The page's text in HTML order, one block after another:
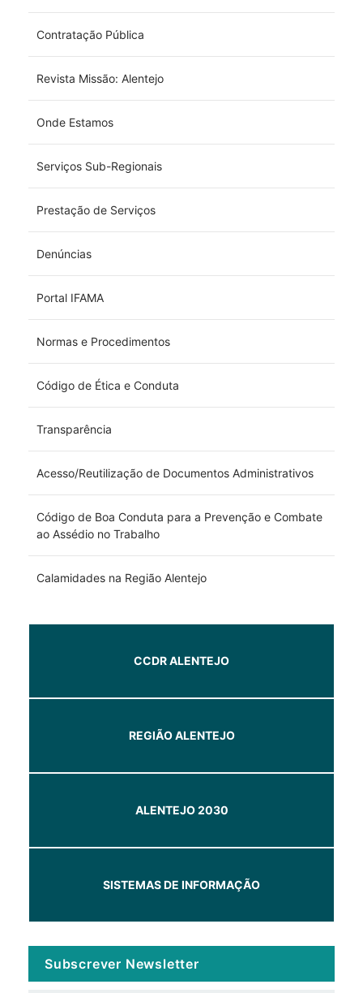
Contratação Pública
Revista Missão: Alentejo
Onde Estamos
Serviços Sub-Regionais
Prestação de Serviços
Denúncias
Portal IFAMA
Normas e Procedimentos
Código de Ética e Conduta
Transparência
Acesso/Reutilização de Documentos Administrativos
Código de Boa Conduta para a Prevenção e Combate
ao Assédio no Trabalho
Calamidades na Região Alentejo
CCDR ALENTEJO
REGIÃO ALENTEJO
ALENTEJO 2030
SISTEMAS DE INFORMAÇÃO
Subscrever Newsletter